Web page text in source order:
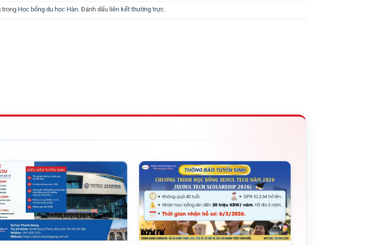
trong Học bổng du học Hàn. Đánh dấu liên kết thường trực.